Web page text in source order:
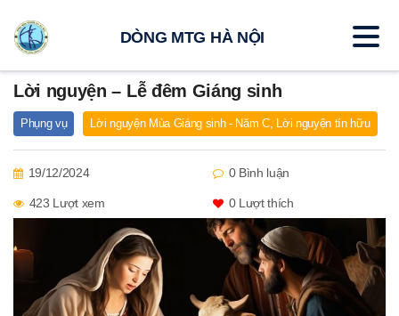
Lời nguyện – Lễ đêm Giáng sinh
Phụng vụ Lời nguyện Mùa Giáng sinh - Năm C, Lời nguyện tín hữu
19/12/2024 0 Bình luận
423 Lượt xem 0Lượt thích
DÒNG MTG HÀ NỘI